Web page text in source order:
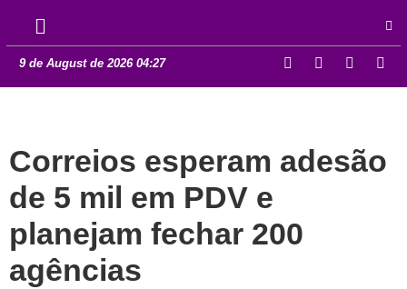
9 de August de 2026 04:27
Correios esperam adesão
de 5 mil em PDV e
planejam fechar 200
agências